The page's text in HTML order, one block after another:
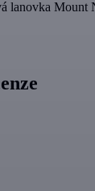
lanovka Mount